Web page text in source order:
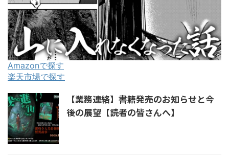
Amazonで探す
楽天市場で探す
【業務連絡】書籍発売のお知らせと今
後の展望【読者の皆さんへ】